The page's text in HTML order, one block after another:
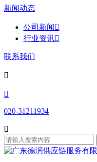
新闻动态
公司新闻 
行业资讯
联系我们


020-31211934
